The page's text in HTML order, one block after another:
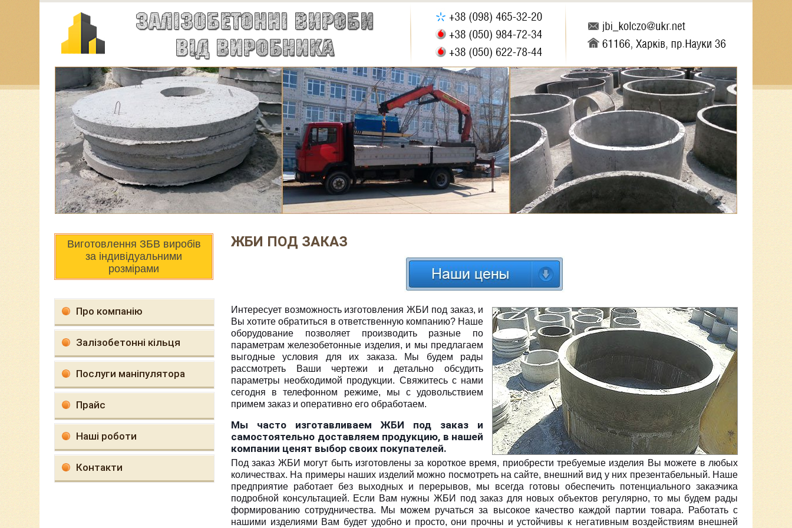
Виготовлення ЗБВ виробів
за індивідуальними
розмірами
Про компанію
Залізобетонні кільця
Послуги маніпулятора
Прайс
Наші роботи
Контакти
ЖБИ ПОД ЗАКАЗ
Интересует возможность изготовления ЖБИ под заказ, и
Вы хотите обратиться в ответственную компанию? Наше
оборудование позволяет производить разные по
параметрам железобетонные изделия, и мы предлагаем
выгодные условия для их заказа. Мы будем рады
рассмотреть Ваши чертежи и детально обсудить
параметры необходимой продукции. Свяжитесь с нами
сегодня в телефонном режиме, мы с удовольствием
примем заказ и оперативно его обработаем.
Мы часто изготавливаем ЖБИ под заказ и
самостоятельно доставляем продукцию, в нашей
компании ценят выбор своих покупателей.
Под заказ ЖБИ могут быть изготовлены за короткое время, приобрести требуемые изделия Вы можете в любых
количествах. На примеры наших изделий можно посмотреть на сайте, внешний вид у них презентабельный. Наше
предприятие работает без выходных и перерывов, мы всегда готовы обеспечить потенциального заказчика
подробной консультацией. Если Вам нужны ЖБИ под заказ для новых объектов регулярно, то мы будем рады
формированию сотрудничества. Мы можем ручаться за высокое качество каждой партии товара. Работать с
нашими изделиями Вам будет удобно и просто, они прочны и устойчивы к негативным воздействиям внешней